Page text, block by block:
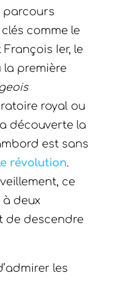
parcours
comme le
Ier, le
la première
royal ou
découverte la
est sans
révolution.
ce
deux
de descendre
les